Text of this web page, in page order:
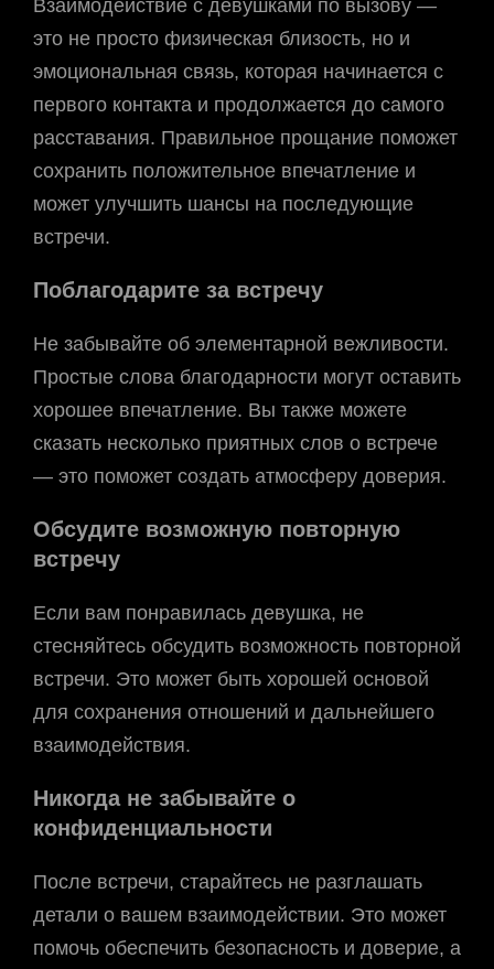
Взаимодействие с девушками по вызову —
это не просто физическая близость, но и
эмоциональная связь, которая начинается с
первого контакта и продолжается до самого
расставания. Правильное прощание поможет
сохранить положительное впечатление и
может улучшить шансы на последующие
встречи.
Поблагодарите за встречу
Не забывайте об элементарной вежливости.
Простые слова благодарности могут оставить
хорошее впечатление. Вы также можете
сказать несколько приятных слов о встрече
— это поможет создать атмосферу доверия.
Обсудите возможную повторную
встречу
Если вам понравилась девушка, не
стесняйтесь обсудить возможность повторной
встречи. Это может быть хорошей основой
для сохранения отношений и дальнейшего
взаимодействия.
Никогда не забывайте о
конфиденциальности
После встречи, старайтесь не разглашать
детали о вашем взаимодействии. Это может
помочь обеспечить безопасность и доверие, а